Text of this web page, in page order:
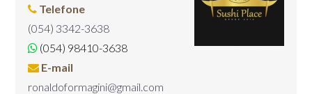
Telefone
(054) 3342-3638
(054) 98410-3638
E-mail
ronaldoformagini@gmail.com